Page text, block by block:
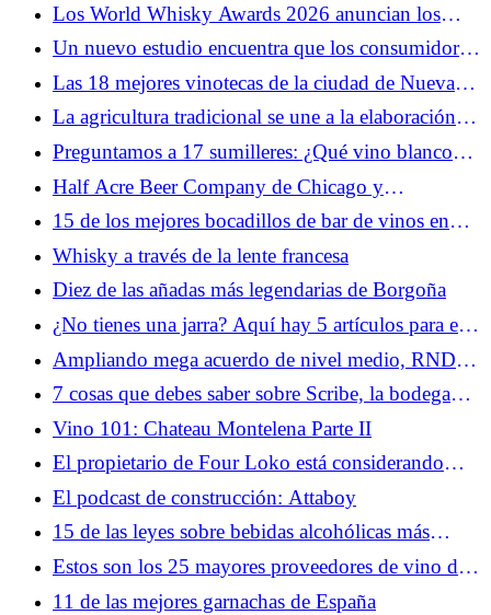
Los World Whisky Awards 2026 anuncian los
ganadores irlandeses
Un nuevo estudio encuentra que los consumidores
asocian el whisky, el tequila y el vino con distintos
estados de ánimo
Las 18 mejores vinotecas de la ciudad de Nueva
York (2026)
La agricultura tradicional se une a la elaboración
moderna de whisky en la destilería Balmaud
Preguntamos a 17 sumilleres: ¿Qué vino blanco
ofrece la mejor relación calidad-precio? (2026)
Half Acre Beer Company de Chicago y
Maplewood Brewery se fusionan en medio de una
ola de consolidación artesanal
15 de los mejores bocadillos de bar de vinos en
Nueva York
Whisky a través de la lente francesa
Diez de las añadas más legendarias de Borgoña
¿No tienes una jarra? Aquí hay 5 artículos para el
hogar que puede usar en su lugar
Ampliando mega acuerdo de nivel medio, RNDC
dice que Reyes comprará cinco mercados más
7 cosas que debes saber sobre Scribe, la bodega
genial para niños de Sonoma
Vino 101: Chateau Montelena Parte II
El propietario de Four Loko está considerando
vender una infame bebida para fiestas
El podcast de construcción: Attaboy
15 de las leyes sobre bebidas alcohólicas más
extrañas de EE. UU.
Estos son los 25 mayores proveedores de vino de
EE. UU. (2026)
11 de las mejores garnachas de España